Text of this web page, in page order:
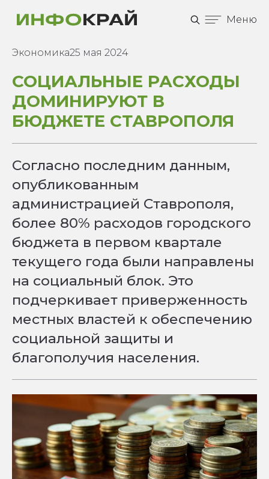
Меню
Экономика25 мая 2024
СОЦИАЛЬНЫЕ РАСХОДЫ
ДОМИНИРУЮТ В
БЮДЖЕТЕ СТАВРОПОЛЯ
Согласно последним данным,
опубликованным
администрацией Ставрополя,
более 80% расходов городского
бюджета в первом квартале
текущего года были направлены
на социальный блок. Это
подчеркивает приверженность
местных властей к обеспечению
социальной защиты и
благополучия населения.